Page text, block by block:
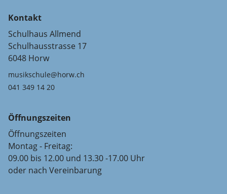
Kontakt
Schulhaus Allmend
Schulhausstrasse 17
6048 Horw
musikschule@horw.ch
041 349 14 20
Öffnungszeiten
Öffnungszeiten
Montag - Freitag:
09.00 bis 12.00 und 13.30 -17.00 Uhr
oder nach Vereinbarung